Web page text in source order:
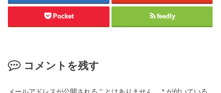
Pocket feedly
コメントを残す